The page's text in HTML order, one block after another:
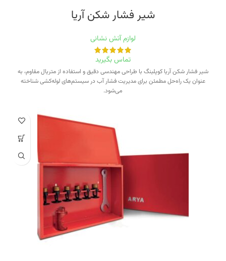
شیر فشار شکن آریا
لوازم آتش نشانی
تماس بگیرید
شیر فشار شکن آریا کوپلینگ با طراحی مهندسی دقیق و استفاده از متریال مقاوم، به
عنوان یک راه‌حل مطمئن برای مدیریت فشار آب در سیستم‌های لوله‌کشی شناخته
می‌شود.